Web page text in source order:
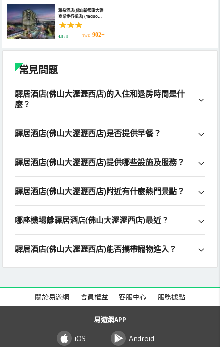
雅朵酒店(佛山新都匯大瀝
商業步行街店) (Yaduo
Hotel (Foshan Dali
Town Commercial
Pedestrian Street
4.8 / 5 TWD 902+
常見問題
驛居酒店(佛山大瀝瀝西店)的入住和退房時間是什
麼？
驛居酒店(佛山大瀝瀝西店)是否提供早餐？
驛居酒店(佛山大瀝瀝西店)提供哪些設施及服務？
驛居酒店(佛山大瀝瀝西店)附近有什麼熱門景點？
哪座機場離驛居酒店(佛山大瀝瀝西店)最近？
驛居酒店(佛山大瀝瀝西店)能否攜帶寵物進入？
關於易遊網 會員權益 客服中心 服務據點
易遊網APP
iOS Android